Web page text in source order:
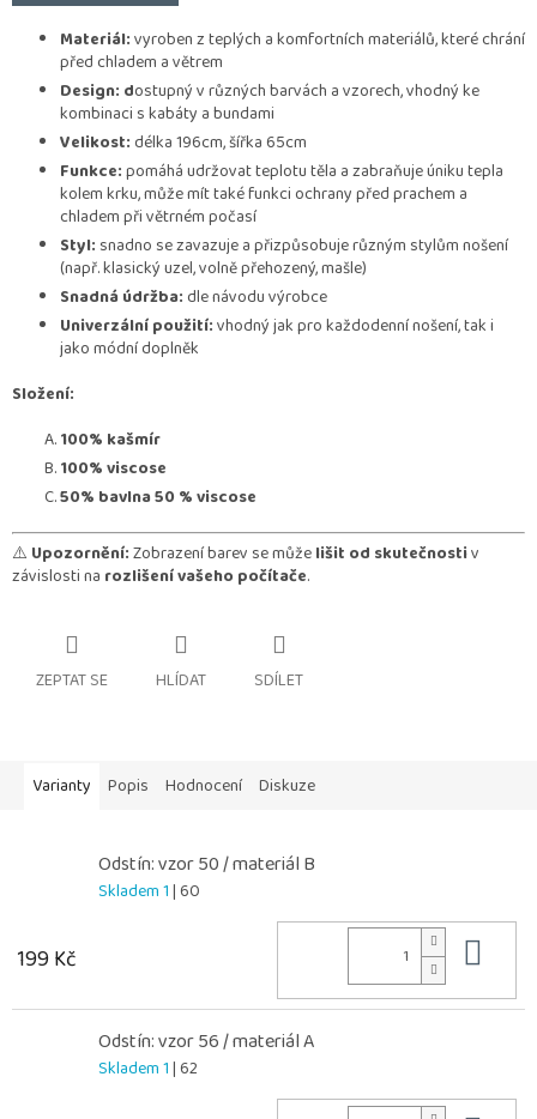
Materiál:vyroben z teplých a komfortních materiálů, které chrání
před chladem a větrem
Design: dostupný v různých barvách a vzorech, vhodný ke
kombinaci s kabáty a bundami
Velikost: délka 196cm, šířka 65cm
Funkce:pomáhá udržovat teplotu těla a zabraňuje úniku tepla
kolem krku, může mít také funkci ochrany před prachem a
chladem při větrném počasí
Styl: snadno se zavazuje a přizpůsobuje různým stylům nošení
(např. klasický uzel, volně přehozený, mašle)
Snadná údržba: dle návodu výrobce
Univerzální použití:vhodný jak pro každodenní nošení, tak i
jako módní doplněk
Složení:
100% kašmír
100% viscose
50% bavlna 50 % viscose
⚠️ Upozornění:Zobrazení barev se můželišit od skutečnostiv
závislosti na rozlišení vašeho počítače.
ZEPTAT SE HLÍDAT SDÍLET
Varianty Popis Hodnocení Diskuze
Odstín: vzor 50 / materiál B
Skladem 1| 60
199 Kč
Odstín: vzor 56 / materiál A
Skladem 1| 62